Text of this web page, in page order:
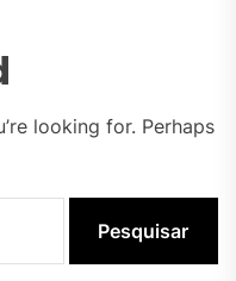
looking for. Perhaps